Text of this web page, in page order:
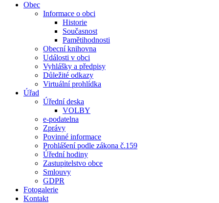
Obec
Informace o obci
Historie
Současnost
Pamětihodnosti
Obecní knihovna
Události v obci
Vyhlášky a předpisy
Důležité odkazy
Virtuální prohlídka
Úřad
Úřední deska
VOLBY
e-podatelna
Zprávy
Povinné informace
Prohlášení podle zákona č.159
Úřední hodiny
Zastupitelstvo obce
Smlouvy
GDPR
Fotogalerie
Kontakt